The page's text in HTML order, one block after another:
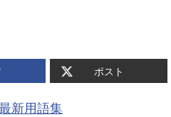
ポスト
新用語集